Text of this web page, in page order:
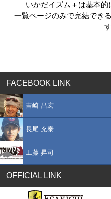
いかだイズム＋は基本的
一覧ページのみで完結でき
FACEBOOK LINK
吉崎 昌宏
長尾 充泰
工藤 昇司
OFFICIAL LINK